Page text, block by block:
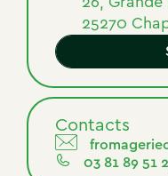
25270
Contacts
03 81 89 51